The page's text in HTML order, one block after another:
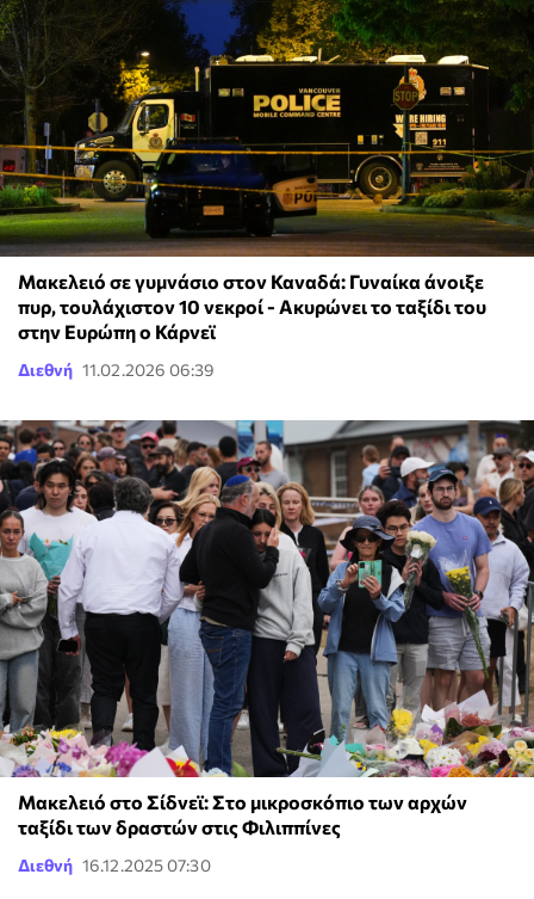
Μακελειό σε γυμνάσιο στον Καναδά: Γυναίκα άνοιξε
πυρ, τουλάχιστον 10 νεκροί - Ακυρώνει το ταξίδι του
στην Ευρώπη ο Κάρνεϊ
Διεθνή 11.02.2026 06:39
Μακελειό στο Σίδνεϊ: Στο μικροσκόπιο των αρχών
ταξίδι των δραστών στις Φιλιππίνες
Διεθνή 16.12.2025 07:30